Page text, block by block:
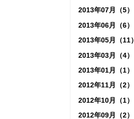
2013年07月（5）
2013年06月（6）
2013年05月（11）
2013年03月（4）
2013年01月（1）
2012年11月（2）
2012年10月（1）
2012年09月（2）